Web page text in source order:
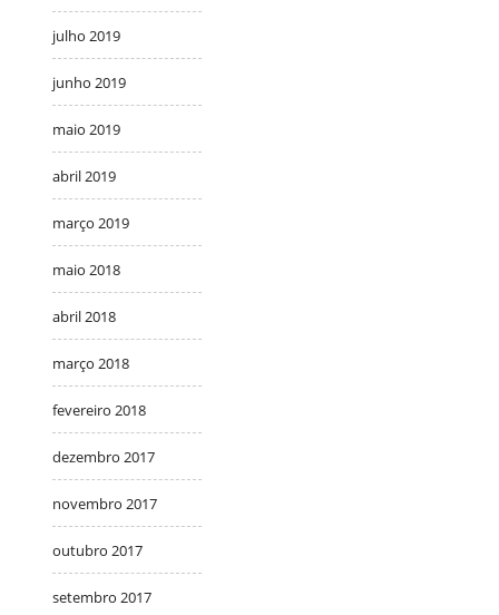
julho 2019
junho 2019
maio 2019
abril 2019
março 2019
maio 2018
abril 2018
março 2018
fevereiro 2018
dezembro 2017
novembro 2017
outubro 2017
setembro 2017